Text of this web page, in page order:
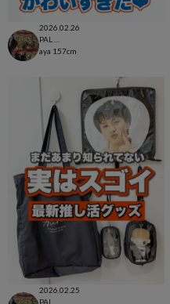
2026.02.26
aya 157cm
2026.02.25